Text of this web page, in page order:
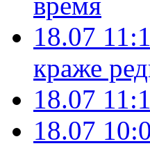
18.07
краже
18.07
18.07